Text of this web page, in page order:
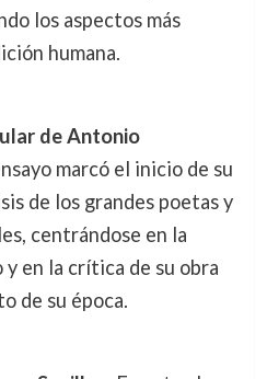
los aspectos más
humana.
de Antonio
marcó el inicio de su
de los grandes poetas y
centrándose en la
en la crítica de su obra
de su época.